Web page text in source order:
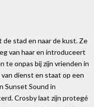
stad en naar de kust. Ze
van haar en introduceert
te onpas bij zijn vrienden in
dienst en staat op een
Sunset Sound in
Crosby laat zijn protegé